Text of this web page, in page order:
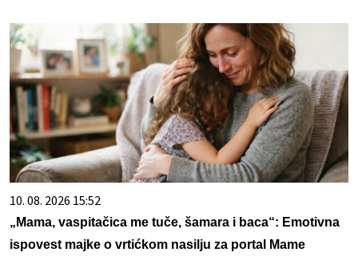
10. 08. 2026 15:52
„Mama, vaspitačica me tuče, šamara i baca“: Emotivna
ispovest majke o vrtićkom nasilju za portal Mame